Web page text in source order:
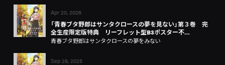
Apr 20, 2026
「青春ブタ野郎はサンタクロースの夢を見ない」第３巻 完
全生産限定版特典 リーフレット型B3ポスター不…
青春ブタ野郎はサンタクロースの夢をみない
Sep 28, 2025